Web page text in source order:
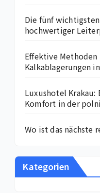
Die fünf
hochwertiger
Effektive
Kalkablagerungen
Luxushotel Krakau:
Komfort in der
Wo ist das nächste
Kategorien